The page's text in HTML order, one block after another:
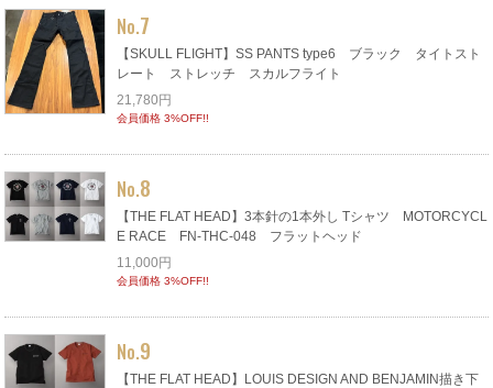
No.7
【SKULL FLIGHT】SS PANTS type6 ブラック タイトスト
レート ストレッチ スカルフライト
21,780円
会員価格 3%OFF!!
No.8
【THE FLAT HEAD】3本針の1本外し Tシャツ MOTORCYCL
E RACE FN-THC-048 フラットヘッド
11,000円
会員価格 3%OFF!!
No.9
【THE FLAT HEAD】LOUIS DESIGN AND BENJAMIN描き下